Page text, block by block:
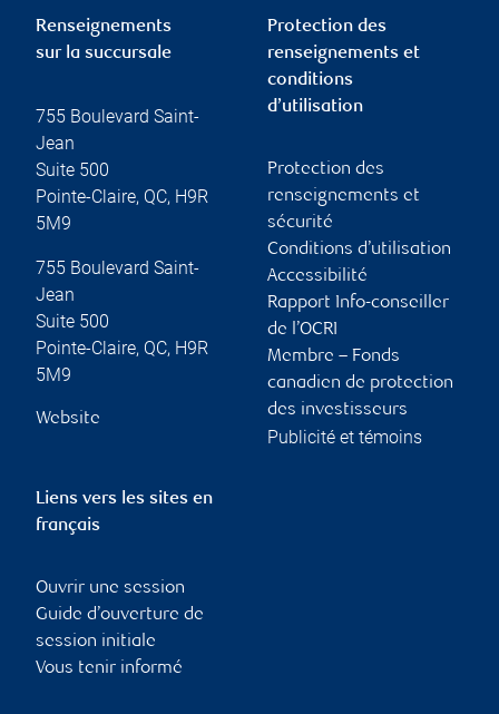
Renseignements
sur la succursale
755 Boulevard Saint-
Jean
Suite 500
Pointe-Claire, QC, H9R
5M9
755 Boulevard Saint-
Jean
Suite 500
Pointe-Claire, QC, H9R
5M9
Website
Protection des
renseignements et
conditions
d’utilisation
Protection des
renseignements et
sécurité
Conditions d’utilisation
Accessibilité
Rapport Info-conseiller
de l’OCRI
Membre – Fonds
canadien de protection
des investisseurs
Publicité et témoins
Liens vers les sites en
français
Ouvrir une session
Guide d’ouverture de
session initiale
Vous tenir informé